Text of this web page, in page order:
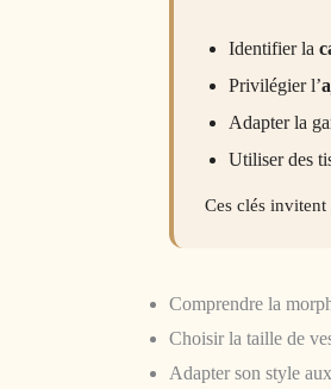
Identifier la
Privilégier l’
Adapter la
Utiliser des
Ces clés
Comprendre la
Choisir la taille de
Adapter son style